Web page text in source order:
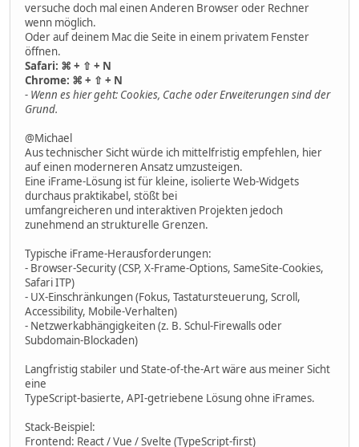
versuche doch mal einen Anderen Browser oder Rechner
wenn möglich.
Oder auf deinem Mac die Seite in einem privatem Fenster
öffnen.
Safari: ⌘ + ⇧ + N
Chrome: ⌘ + ⇧ + N
- Wenn es hier geht: Cookies, Cache oder Erweiterungen sind der
Grund.
@Michael
Aus technischer Sicht würde ich mittelfristig empfehlen, hier
auf einen moderneren Ansatz umzusteigen.
Eine iFrame-Lösung ist für kleine, isolierte Web-Widgets
durchaus praktikabel, stößt bei
umfangreicheren und interaktiven Projekten jedoch
zunehmend an strukturelle Grenzen.
Typische iFrame-Herausforderungen:
- Browser-Security (CSP, X-Frame-Options, SameSite-Cookies,
Safari ITP)
- UX-Einschränkungen (Fokus, Tastatursteuerung, Scroll,
Accessibility, Mobile-Verhalten)
- Netzwerkabhängigkeiten (z. B. Schul-Firewalls oder
Subdomain-Blockaden)
Langfristig stabiler und State-of-the-Art wäre aus meiner Sicht
eine
TypeScript-basierte, API-getriebene Lösung ohne iFrames.
Stack-Beispiel:
Frontend: React / Vue / Svelte (TypeScript-first)